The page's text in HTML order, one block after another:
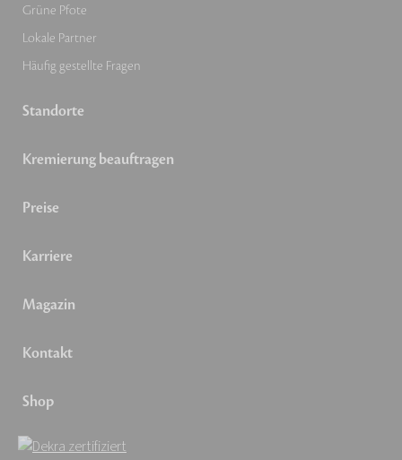
Grüne Pfote
Lokale Partner
Häufig gestellte Fragen
Standorte
Kremierung beauftragen
Preise
Karriere
Magazin
Kontakt
Shop